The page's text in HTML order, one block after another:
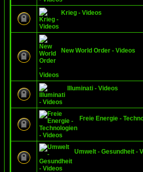
Krieg - Videos
New World Order - Videos
Illuminati - Videos
Freie Energie -
Umwelt - Gesundheit -